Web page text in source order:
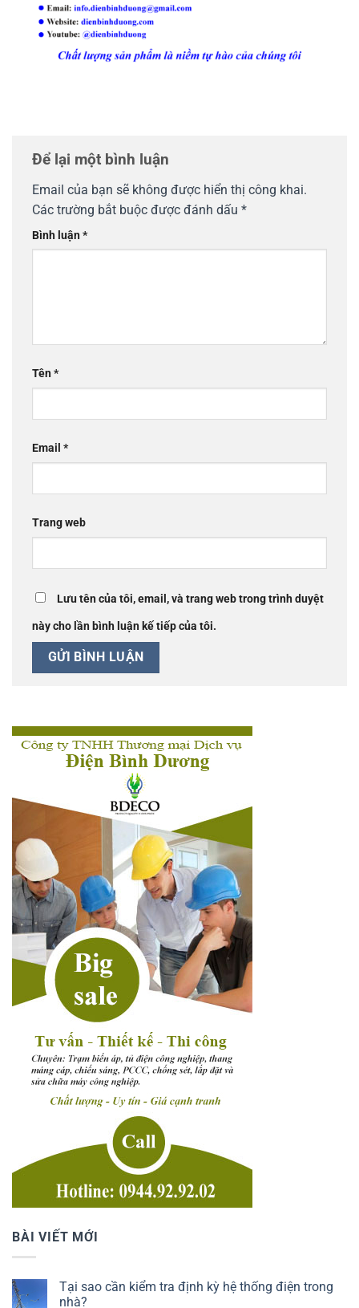
BÀI VIẾT MỚI
Tại sao cần kiểm tra định kỳ hệ thống điện trong
nhà?
Để lại một bình luận
Email của bạn sẽ không được hiển thị công khai.
Các trường bắt buộc được đánh dấu *
Bình luận*
Tên*
Email *
Trang web
Lưu tên của tôi, email, và trang web trong trình duyệt
này cho lần bình luận kế tiếp của tôi.